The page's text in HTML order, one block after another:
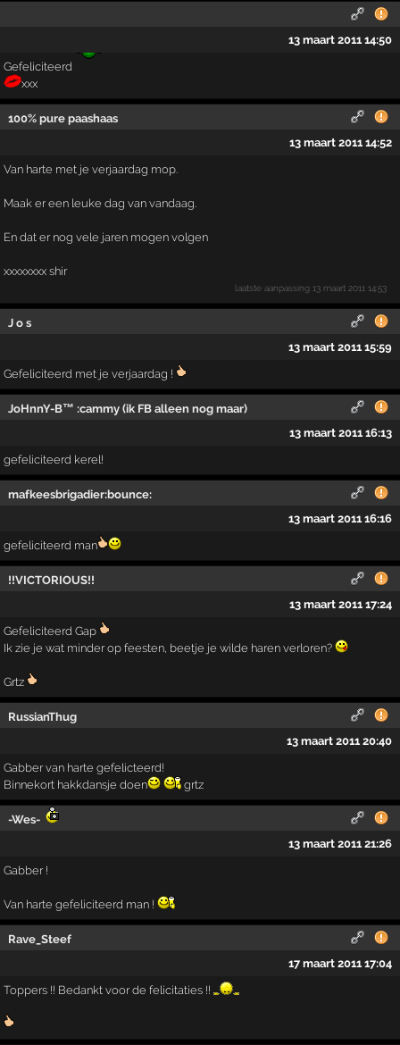
13 maart 2011 14:50
Gefeliciteerd
xxx
100% pure paashaas
13 maart 2011 14:52
Van harte met je verjaardag mop.
Maak er een leuke dag van vandaag.
En dat er nog vele jaren mogen volgen
xxxxxxxx shir
laatste aanpassing13 maart 2011 14:53
J o s
13 maart 2011 15:59
Gefeliciteerd met je verjaardag !
JoHnnY-B™ :cammy (ik FB alleen nog maar)
13 maart 2011 16:13
gefeliciteerd kerel!
mafkeesbrigadier:bounce:
13 maart 2011 16:16
gefeliciteerd man
!!VICTORIOUS!!
13 maart 2011 17:24
Gefeliciteerd Gap
Ik zie je wat minder op feesten, beetje je wilde haren verloren?
Grtz
RussianThug
13 maart 2011 20:40
Gabber van harte gefelicteerd!
Binnekort hakkdansje doen
grtz
-Wes-
13 maart 2011 21:26
Gabber !
Van harte gefeliciteerd man !
Rave_Steef
17 maart 2011 17:04
Toppers !! Bedankt voor de felicitaties !!